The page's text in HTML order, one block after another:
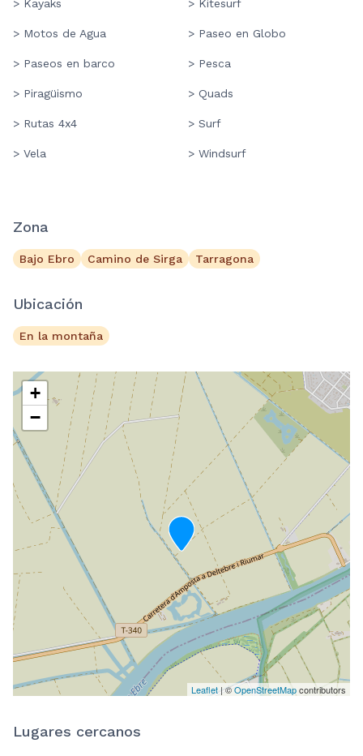
> Kayaks > Kitesurf
> Motos de Agua > Paseo en Globo
> Paseos en barco > Pesca
> Piragüismo > Quads
> Rutas 4x4 > Surf
> Vela > Windsurf
Zona
Bajo Ebro Camino de Sirga Tarragona
Ubicación
En la montaña
+
−
Leaflet| ©OpenStreetMapcontributors
Lugares cercanos